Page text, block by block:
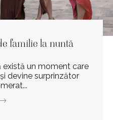
familie la nuntă
există un moment care
devine surprinzător